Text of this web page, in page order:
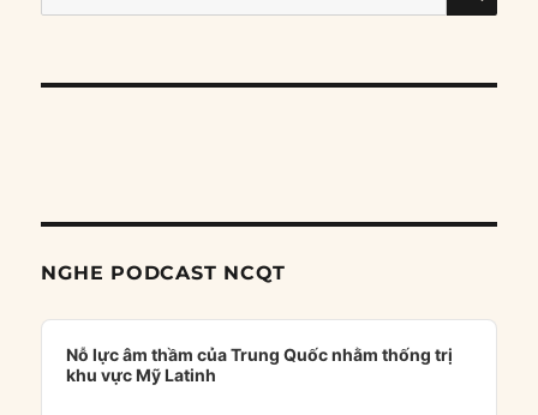
for:
NGHE PODCAST NCQT
Audio
Player
Nỗ lực âm thầm của Trung Quốc nhằm thống trị
khu vực Mỹ Latinh